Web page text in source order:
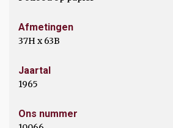
Afmetingen
37H x 63B
Jaartal
1965
Ons nummer